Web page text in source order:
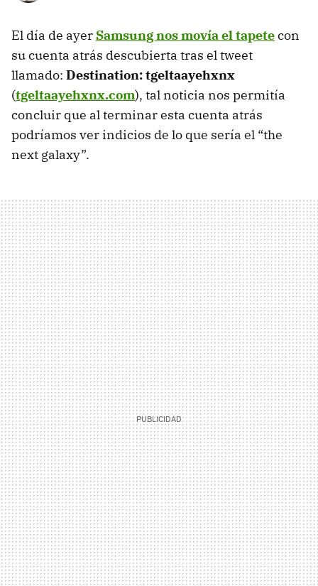
El día de ayer Samsung nos movía el tapetecon
su cuenta atrás descubierta tras el tweet
llamado: Destination: tgeltaayehxnx
(tgeltaayehxnx.com), tal noticia nos permitía
concluir que al terminar esta cuenta atrás
podríamos ver indicios de lo que sería el “the
next galaxy”.